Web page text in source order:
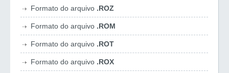
Formato do arquivo .ROZ
Formato do arquivo .ROM
Formato do arquivo .ROT
Formato do arquivo .ROX